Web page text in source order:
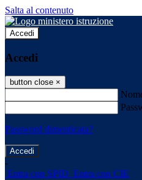
Salta al contenuto
Accedi
Accedi
button close ×
Password dimenticata?
-
Entra con SPID Entra con CIE